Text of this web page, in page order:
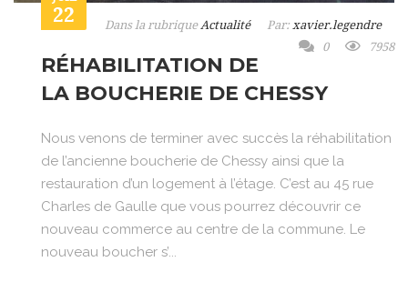
22 Dans la rubriqueActualité Par: xavier.legendre
0
7958
RÉHABILITATION DE
LA BOUCHERIE DE CHESSY
Nous venons de terminer avec succès la réhabilitation
de l’ancienne boucherie de Chessy ainsi que la
restauration d’un logement à l’étage. C’est au 45 rue
Charles de Gaulle que vous pourrez découvrir ce
nouveau commerce au centre de la commune. Le
nouveau boucher s’...